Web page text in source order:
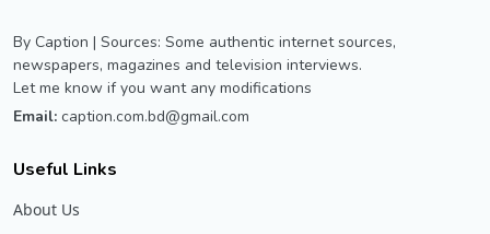
By Caption | Sources: Some authentic internet sources,
newspapers, magazines and television interviews.
Let me know if you want any modifications
Email: caption.com.bd@gmail.com
Useful Links
About Us